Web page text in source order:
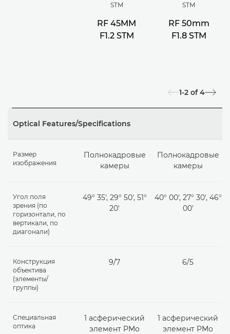
STM
RF 45MM
F1.2 STM
STM
RF 50mm
F1.8 STM
1-2 of 4
Optical Features/Specifications
Размер
изображения
Полнокадровые
камеры
Полнокадровые
камеры
Угол поля
зрения (по
горизонтали, по
вертикали, по
диагонали)
49° 35', 29° 50', 51°
20'
40° 00′, 27° 30′, 46°
00′
Конструкция
объектива
(элементы/
группы)
9/7 6/5
Специальная
оптика
1 асферический
элемент PMo
1 асферический
элемент PMo